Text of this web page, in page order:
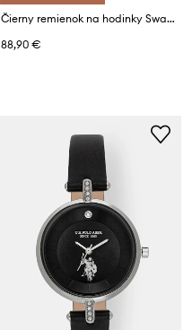
Čierny remienok na hodinky Swarovski
88,90 €